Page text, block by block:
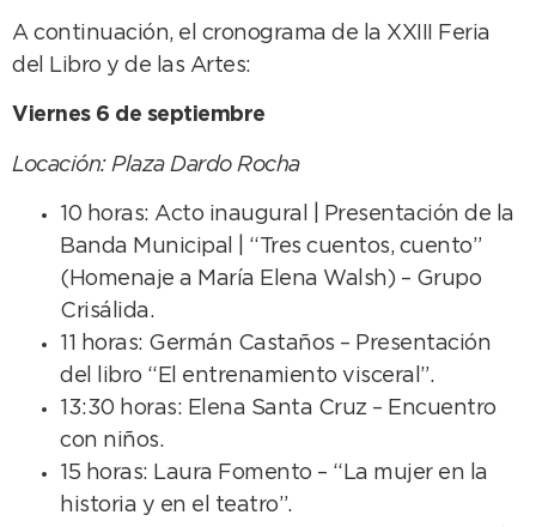
A continuación, el cronograma de la XXIII Feria
del Libro y de las Artes:
Viernes 6 de septiembre
Locación: Plaza Dardo Rocha
10 horas: Acto inaugural | Presentación de la
Banda Municipal | “Tres cuentos, cuento”
(Homenaje a María Elena Walsh) – Grupo
Crisálida.
11 horas: Germán Castaños – Presentación
del libro “El entrenamiento visceral”.
13:30 horas: Elena Santa Cruz – Encuentro
con niños.
15 horas: Laura Fomento – “La mujer en la
historia y en el teatro”.